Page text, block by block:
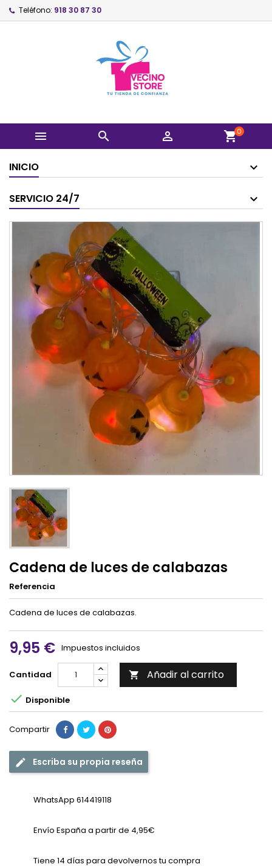
Teléfono: 918 30 87 30
   shopping_cart0
INICIO
SERVICIO 24/7
Cadena de luces de calabazas
Referencia
Cadena de luces de calabazas.
9,95 € Impuestos incluidos
Cantidad  Añadir al carrito
 Disponible
Compartir
Escriba su propia reseña
WhatsApp 614419118
Envío España a partir de 4,95€
Tiene 14 días para devolvernos tu compra